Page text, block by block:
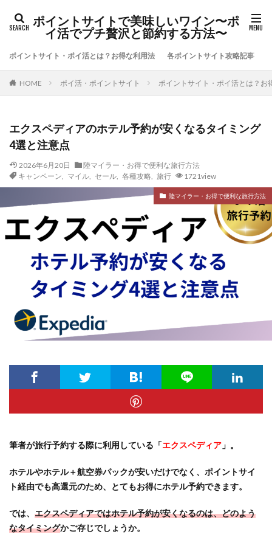
ポイントサイトで美味しいワイン〜ポ
イ活でプチ贅沢と節約する方法〜
ポイントサイト・ポイ活とは？お得な利用法 各ポイントサイト攻略記事
HOME ポイ活・ポイントサイト ポイントサイト・ポイ活とは？お
エクスペディアのホテル予約が安くなるタイミング
4選と注意点
2026年6月20日
陸マイラー・お得で便利な旅行方法
キャンペーン
マイル, セール, 各種攻略, 旅行 1721view
陸マイラー・お得で便利な旅行方法
筆者が旅行予約する際に利用している「エクスペディア 」。
ホテルやホテル＋航空券パックが安いだけでなく、ポイントサイ
ト経由でも高還元のため、とてもお得にホテル予約できます。
では、 エクスペディアではホテル予約が安くなるのは、どのよう
なタイミングかご存じでしょうか。